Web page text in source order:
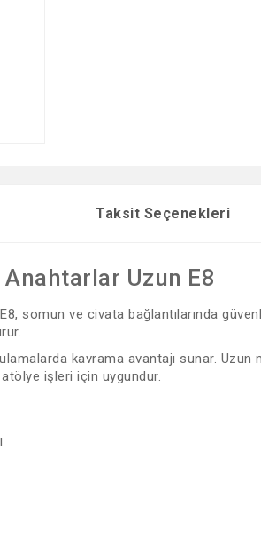
Taksit Seçenekleri
Uzun E8
somun ve civata bağlantılarında
kavrama avantajı sunar.
işleri için uygundur.